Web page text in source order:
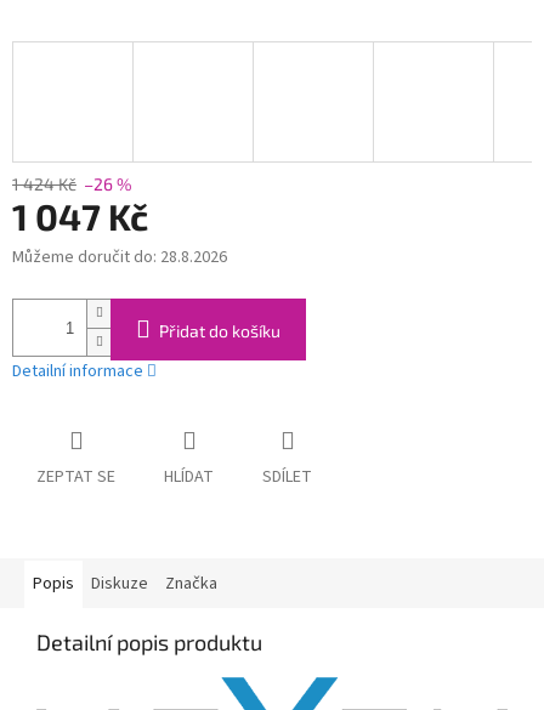
1 424 Kč –26 %
1 047 Kč
Měrná
Můžeme doručit do: 28.8.2026
Přidat do košíku
Detailní informace
ZEPTAT SE HLÍDAT SDÍLET
Popis Diskuze Značka
Detailní popis produktu